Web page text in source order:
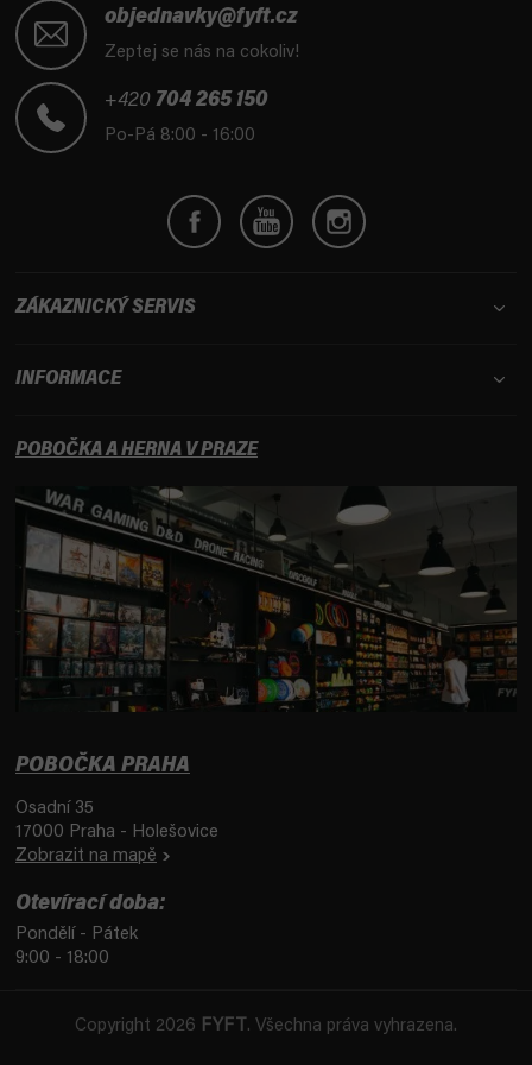
objednavky@fyft.cz
Zeptej se nás na cokoliv!
+420 704 265 150
Po-Pá 8:00 - 16:00
ZÁKAZNICKÝ SERVIS
INFORMACE
POBOČKA A HERNA V PRAZE
POBOČKA PRAHA
Osadní 35
17000 Praha - Holešovice
Zobrazit na mapě
Otevírací doba:
Pondělí - Pátek
9:00 - 18:00
Copyright 2026 FYFT . Všechna práva vyhrazena.